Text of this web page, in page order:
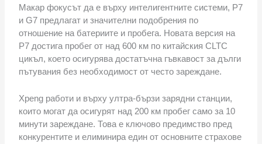
Макар фокусът да е върху интелигентните системи, P7
и G7 предлагат и значителни подобрения по
отношение на батериите и пробега. Новата версия на
P7 достига пробег от над 600 км по китайския CLTC
цикъл, което осигурява достатъчна гъвкавост за дълги
пътувания без необходимост от често зареждане.
Xpeng работи и върху ултра-бързи зарядни станции,
които могат да осигурят над 200 км пробег само за 10
минути зареждане. Това е ключово предимство пред
конкурентите и елиминира един от основните страхове